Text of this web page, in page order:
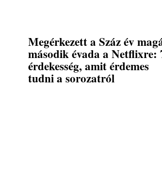
Megérkezett a Száz év
második évada a Netflixre:
érdekesség, amit érdemes
tudni a sorozatról